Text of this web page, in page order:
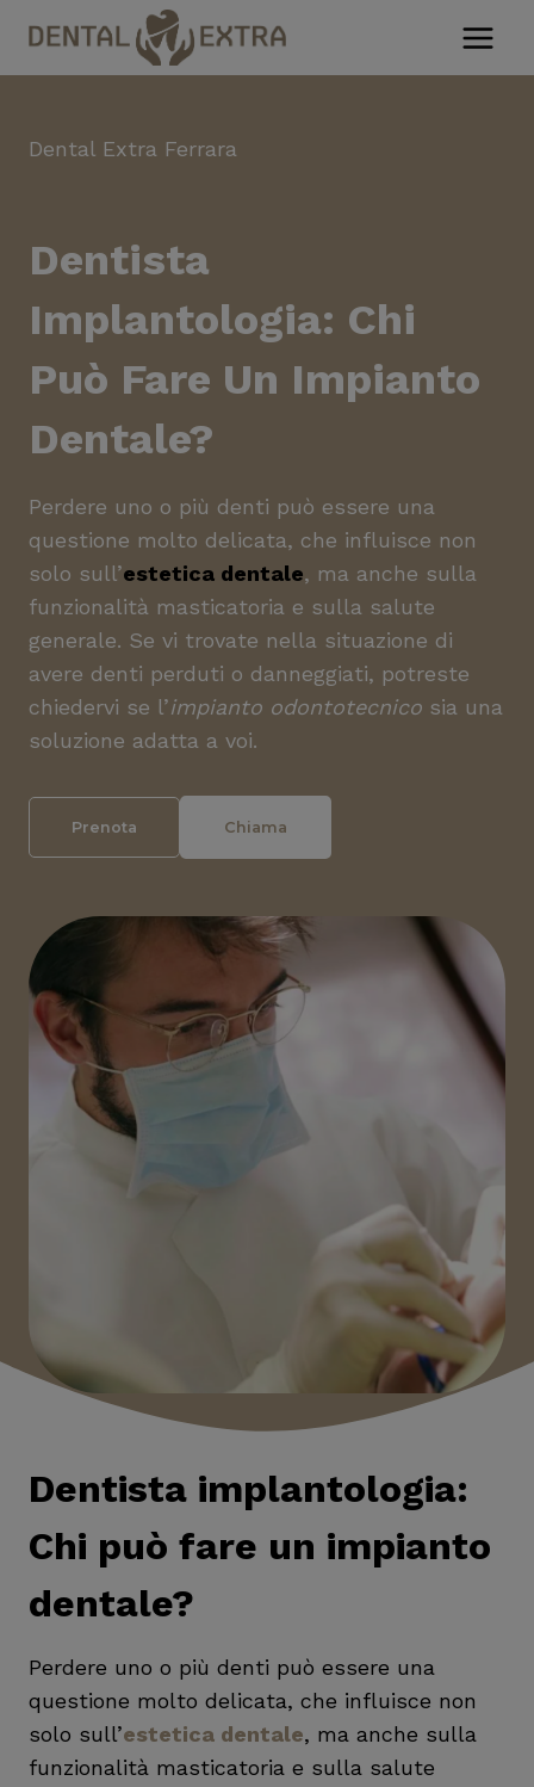
contenuto
Dental Extra Ferrara
Dentista
Implantologia: Chi
Può Fare Un Impianto
Dentale?
Perdere uno o più denti può essere una
questione molto delicata, che influisce non
solo sull’estetica dentale, ma anche sulla
funzionalità masticatoria e sulla salute
generale. Se vi trovate nella situazione di
avere denti perduti o danneggiati, potreste
chiedervi se l’impianto odontotecnico sia una
soluzione adatta a voi.
Prenota Chiama
Dentista implantologia:
Chi può fare un impianto
dentale?
Perdere uno o più denti può essere una
questione molto delicata, che influisce non
solo sull’estetica dentale, ma anche sulla
funzionalità masticatoria e sulla salute